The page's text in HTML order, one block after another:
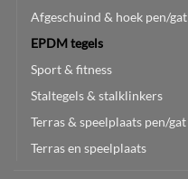
Afgeschuind & hoek pen/gat
EPDM tegels
Sport & fitness
Staltegels & stalklinkers
Terras & speelplaats pen/gat
Terras en speelplaats